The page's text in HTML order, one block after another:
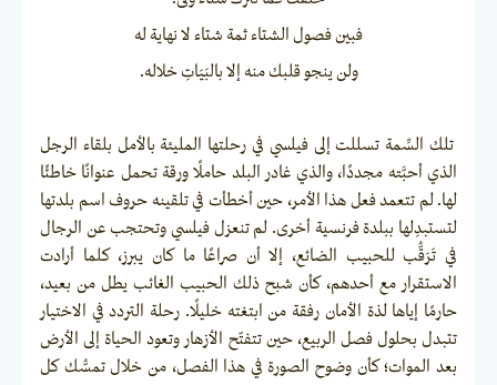
فبين فصول الشتاء ثمة شتاء لا نهاية له
ولن ينجو قلبك منه إلا بالبَيَاتِ خلاله.
تلك السِّمة تسللت إلى فيلسي في رحلتها المليئة بالأمل بلقاء الرجل
الذي أحبَّته مجددًا، والذي غادر البلد حاملًا ورقة تحمل عنوانًا خاطئًا
لها. لم تتعمد فعل هذا الأمر، حين أخطأت في تلقينه حروف اسم بلدتها
لتستبدِلها ببلدة فرنسية أخرى. لم تنعزل فيلسي وتحتجب عن الرجال
في تَرَقُّب للحبيب الضائع، إلا أن صراعًا ما كان يبرز، كلما أرادت
الاستقرار مع أحدهم، كأن شبح ذلك الحبيب الغائب يطل من بعيد،
حارمًا إياها لذة الأمان رفقة من ابتغته خليلًا. رحلة التردد في الاختيار
تتبدل بحلول فصل الربيع، حين تتفتّح الأزهار وتعود الحياة إلى الأرض
بعد الموات؛ كأن وضوح الصورة في هذا الفصل، من خلال تمسُّك كل